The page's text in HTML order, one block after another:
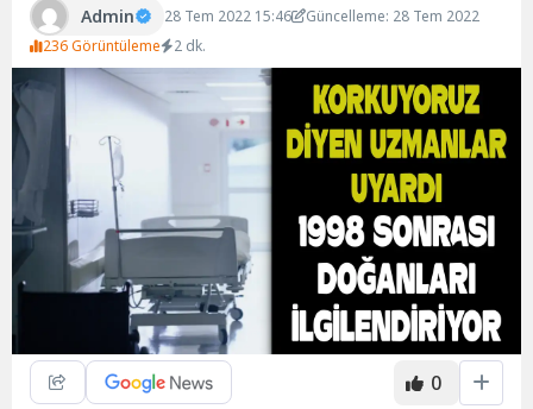
Admin 28 Tem 2022 15:46
Güncelleme: 28 Tem 2022
236 Görüntüleme
2 dk.
0